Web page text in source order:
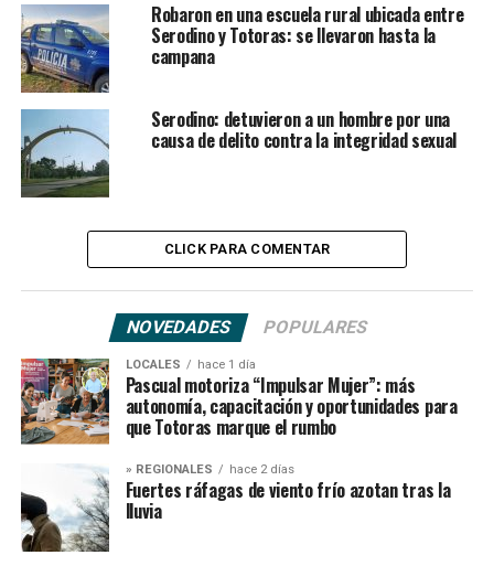
Robaron en una escuela rural ubicada entre
Serodino y Totoras: se llevaron hasta la
campana
Serodino: detuvieron a un hombre por una
causa de delito contra la integridad sexual
CLICK PARA COMENTAR
NOVEDADES POPULARES
LOCALES hace 1 día
Pascual motoriza “Impulsar Mujer”: más
autonomía, capacitación y oportunidades para
que Totoras marque el rumbo
» REGIONALES hace 2 días
Fuertes ráfagas de viento frío azotan tras la
lluvia